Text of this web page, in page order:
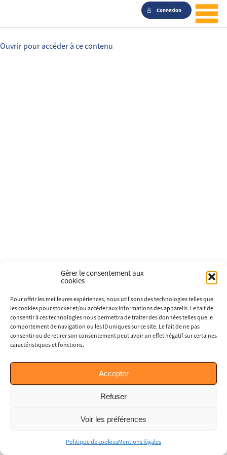
Gérer le consentement aux
cookies
Pour offrir les meilleures expériences, nous utilisons des technologies telles que
les cookies pour stocker et/ou accéder aux informations des appareils. Le fait de
consentir à ces technologies nous permettra de traiter des données telles que le
comportement de navigation ou les ID uniques sur ce site. Le fait de ne pas
consentir ou de retirer son consentement peut avoir un effet négatif sur certaines
caractéristiques et fonctions.
Accepter
Refuser
Voir les préférences
Politique de cookiesMentions légales
Connexion
Ouvrir pour accéder à ce contenu